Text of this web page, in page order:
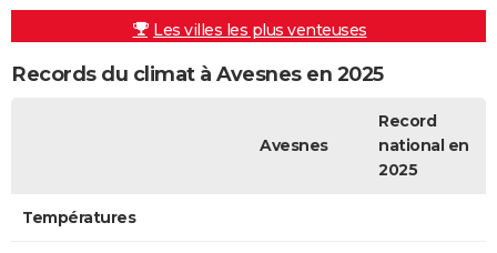
Les villes les plus venteuses
Records du climat à Avesnes en 2025
Avesnes
Record
national en
2025
Températures